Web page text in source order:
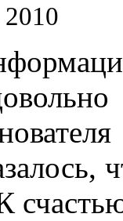
2010